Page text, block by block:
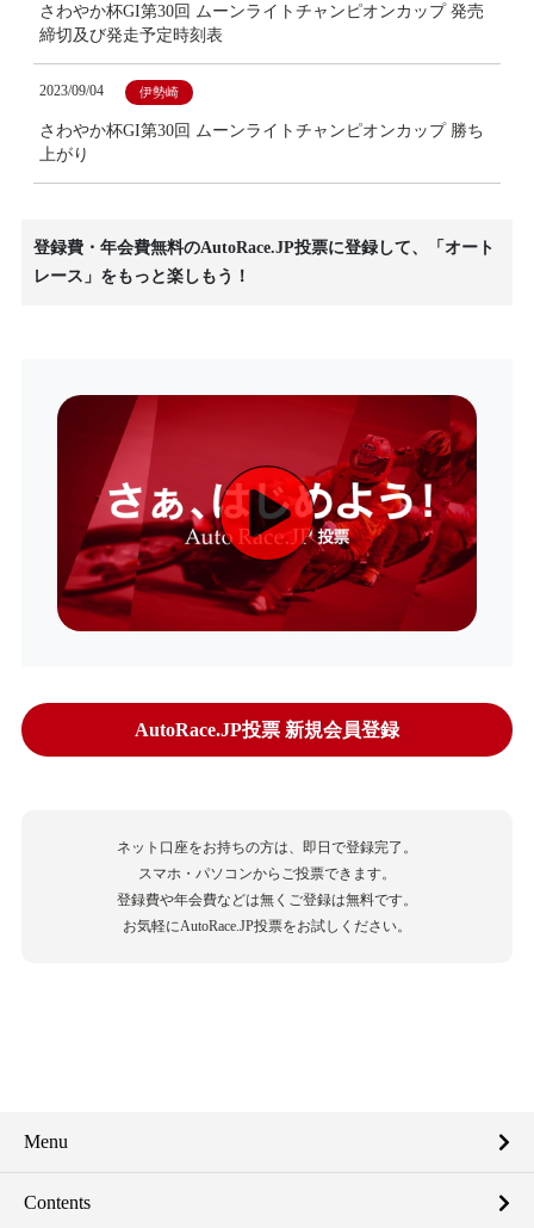
さわやか杯GI第30回 ムーンライトチャンピオンカップ 発売
締切及び発走予定時刻表
2023/09/04 伊勢崎
さわやか杯GI第30回 ムーンライトチャンピオンカップ 勝ち
上がり
登録費・年会費無料のAutoRace.JP投票に登録して、「オート
レース」をもっと楽しもう！
AutoRace.JP投票 新規会員登録
ネット口座をお持ちの方は、即日で登録完了。
スマホ・パソコンからご投票できます。
登録費や年会費などは無くご登録は無料です。
お気軽にAutoRace.JP投票をお試しください。
Menu
Contents